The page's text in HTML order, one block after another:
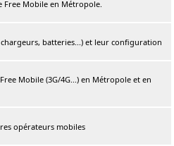
Mobile en Métropole.
batteries...) et leur configuration
Mobile (3G/4G...) en Métropole et en
opérateurs mobiles